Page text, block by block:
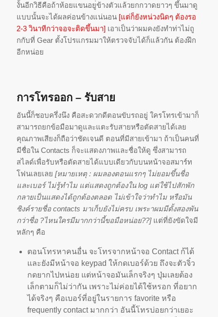
งั้นอีกวิธีคือถ้าห้อยแขนอยู่ข้างตัวแล้วยกกวาดยาวๆ ขึ้นมาดู
แบบนั้นจะได้ผลค่อนข้างแน่นอน[แต่ก็ยังหน่วงนิดๆ ต้องรอ
2-3 วินาทีกว่าจอจะติดขึ้นมา]เอาเป็นว่าผมคงยังทำท่าไม่ถู
กกับที่ Gear ตั้งโปรแกรมมาให้ตรวจจับได้ก็แล้วกัน ต้องฝึก
อีกหน่อย
การโทรออก – รับสาย
อันนี้ก็ชอบครึ่งนึง คือสะดวกดีตอนขับรถอยู่ ใครโทรเข้ามาก็
สามารถยกข้อมือมาดูและแตะรับสายหรือตัดสายได้เลย
คุณภาพเสียงก็ถือว่าชัดเจนดี ตอนที่มีสายเข้ามา ถ้าเป็นคนที่
มีชื่อใน Contacts ก็จะแสดงภาพและชื่อให้ดู ซึ่งสามารถ
สไลด์เพื่อรับหรือตัดสายได้แบบเดียวกับบนหน้าจอสมาร์ท
โฟนเลยเลย [หมายเหตุ : ผมลองตอนแรกๆ ไม่ยอมขึ้นชื่อ
และเบอร์ ไม่รู้ทำไม แต่แสดงถูกต้องใน log แต่ใช้ไปสักพัก
กลายเป็นแสดงได้ถูกต้องตลอด ไม่เข้าใจว่าทำไม หรือมัน
ซิงค์รายชื่อ contacts มาเก็บยังไม่ครบ เพระาผมมีตั้งสองพัน
กว่าชื่อ ?ไหนใครมีมากกว่านี้ขอมือหน่อย??]แต่ที่ยังขัดใจมี
หลักๆ คือ
ตอนโทรหาคนอื่น จะโทรจากหน้าจอ Contact ก้ได้
และยังมีหน้าจอ keypad ให้กดเบอร์ด้วย ถึงจะตัวจิ๋ว
กดยากไปหน่อย แต่หน้าจอมันเล็กจริงๆ ปุ่มเลยต้อง
เล็กตามก็ไม่ว่ากัน เพราะไม่ค่อยได้ใช้หรอก ที่อยาก
ได้จริงๆ คือเบอร์ที่อยู่ในรายการ favorite หรือ
frequently contact มากกว่า อันนี้โทรบ่อยกว่าเยอะ